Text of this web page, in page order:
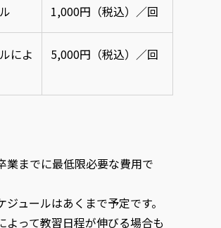
1,000円（税込）／回
によ
5,000円（税込）／回
業までに最低限必要な費用で
ュールはあくまで予定です。
よって教習日程が伸びる場合も